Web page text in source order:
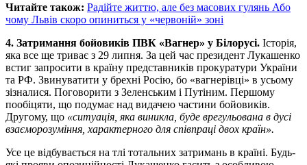
Читайте також: Радійте життю, але без масових гулянь Або
чому Львів скоро опиниться у «червоній» зоні
4. Затримання бойовиків ПВК «Вагнер» у Білорусі. Історія,
яка все ще триває з 29 липня. За цей час президент Лукашенко
встиг запросити в країну представників прокуратури України
та РФ. Звинуватити у брехні Росію, бо «вагнерівці» в усьому
зізналися. Поговорити з Зеленським і Путіним. Першому
пообіцяти, що подумає над видачею частини бойовиків.
Другому, що «ситуація, яка виникла, буде врегульована в дусі
взаєморозуміння, характерного для співпраці двох країн».
Усе це відбувається на тлі тотальних затримань в країні. Будь-